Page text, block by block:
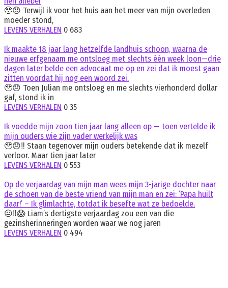
🥹😞 Terwijl ik voor het huis aan het meer van mijn overleden
moeder stond,
LEVENS VERHALEN 0 683
Ik maakte 18 jaar lang hetzelfde landhuis schoon, waarna de
nieuwe erfgenaam me ontsloeg met slechts één week loon—drie
dagen later belde een advocaat me op en zei dat ik moest gaan
zitten voordat hij nog een woord zei.
🥹😞 Toen Julian me ontsloeg en me slechts vierhonderd dollar
gaf, stond ik in
LEVENS VERHALEN 0 35
Ik voedde mijn zoon tien jaar lang alleen op — toen vertelde ik
mijn ouders wie zijn vader werkelijk was
🥹😞‼️ Staan tegenover mijn ouders betekende dat ik mezelf
verloor. Maar tien jaar later
LEVENS VERHALEN 0 553
Op de verjaardag van mijn man wees mijn 3-jarige dochter naar
de schoen van de beste vriend van mijn man en zei: ‘Papa huilt
daar!’ – Ik glimlachte, totdat ik besefte wat ze bedoelde.
😐‼️😱 Liam’s dertigste verjaardag zou een van die
gezinsherinneringen worden waar we nog jaren
LEVENS VERHALEN 0 494